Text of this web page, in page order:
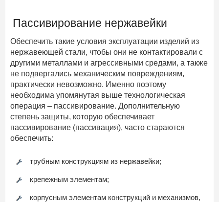
Пассивирование нержавейки
Обеспечить такие условия эксплуатации изделий из
нержавеющей стали, чтобы они не контактировали с
другими металлами и агрессивными средами, а также
не подвергались механическим повреждениям,
практически невозможно. Именно поэтому
необходима упомянутая выше технологическая
операция – пассивирование. Дополнительную
степень защиты, которую обеспечивает
пассивирование (пассивация), часто стараются
обеспечить:
трубным конструкциям из нержавейки;
крепежным элементам;
корпусным элементам конструкций и механизмов,